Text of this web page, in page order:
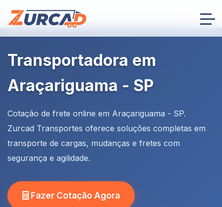
Transportadora em
Araçariguama - SP
Cotação de frete online em Araçariguama - SP.
Zurcad Transportes oferece soluções completas em
transporte de cargas, mudanças e fretes com
segurança e agilidade.
Fazer Cotação Agora